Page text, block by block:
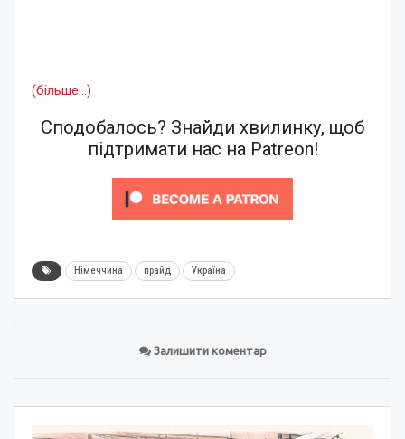
(більше…)
Сподобалось? Знайди хвилинку, щоб
підтримати нас на Patreon!
Німеччина прайд Україна
Залишити коментар